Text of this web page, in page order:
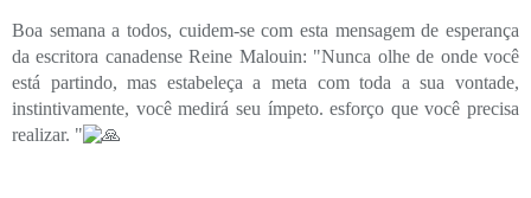
Boa semana a todos, cuidem-se com esta mensagem de esperança
da escritora canadense Reine Malouin: "Nunca olhe de onde você
está partindo, mas estabeleça a meta com toda a sua vontade,
instintivamente, você medirá seu ímpeto. esforço que você precisa
realizar. "